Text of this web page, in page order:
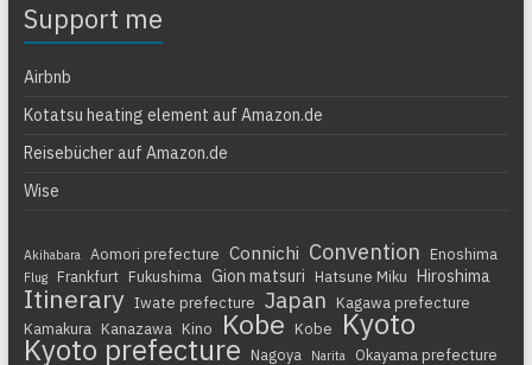
Support me
Airbnb
Kotatsu heating element auf Amazon.de
Reisebücher auf Amazon.de
Wise
Akihabara Aomori prefecture Connichi Convention Enoshima
Flug Frankfurt Fukushima Gion matsuri Hatsune Miku Hiroshima
Itinerary Iwate prefecture Japan
Kagawa prefecture
Kamakura
Kanazawa Kino Kobe Kobe Kyoto
Kyoto prefecture Nagoya Narita Okayama prefecture